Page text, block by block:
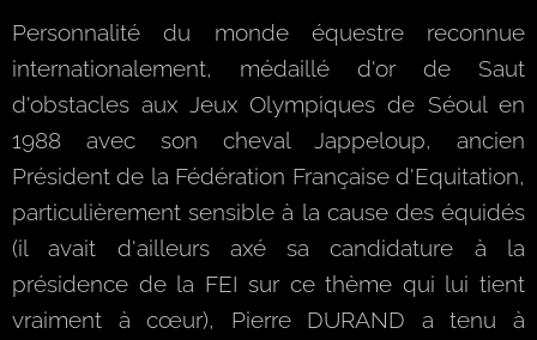
Personnalité du monde équestre reconnue
internationalement, médaillé d'or de Saut
d'obstacles aux Jeux Olympiques de Séoul en
1988 avec son cheval Jappeloup, ancien
Président de la Fédération Française d'Equitation,
particulièrement sensible à la cause des équidés
(il avait d'ailleurs axé sa candidature à la
présidence de la FEI sur ce thème qui lui tient
vraiment à cœur), Pierre DURAND a tenu à